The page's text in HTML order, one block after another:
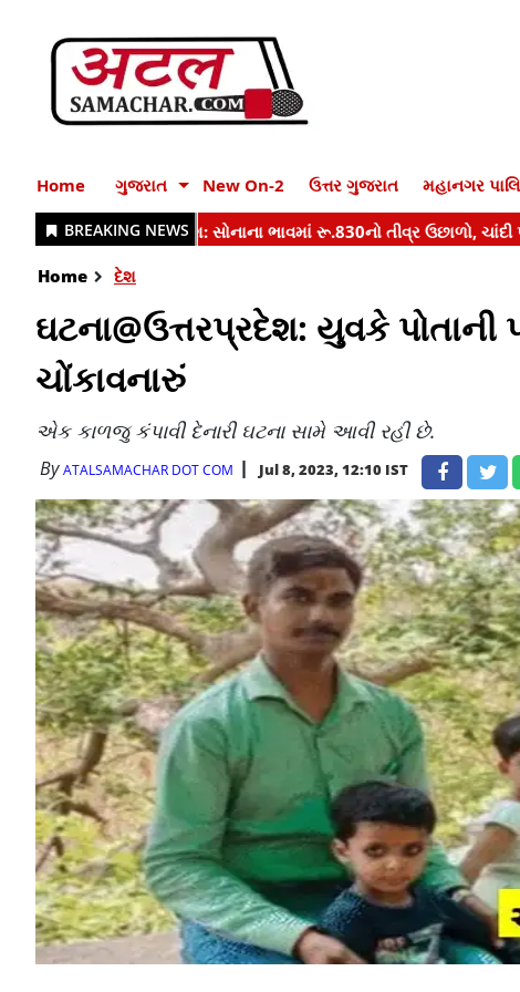
Home ગુજરાત New On-2 ઉત્તર ગુજરાત મહાનગર
Home દેશ
ઘટના@ઉત્તરપ્રદેશ: યુવકે પોતાની
ચોંકાવનારું
એક કાળજુ કંપાવી દેનારી ઘટના સામે આવી રહી છે.
ByATALSAMACHAR DOT COM Jul 8, 2023, 12:10 IST